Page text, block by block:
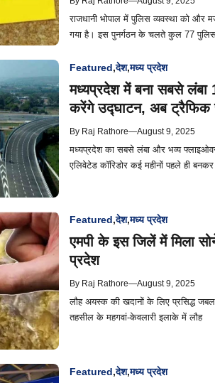
राजधानी भोपाल में पुलिस व्यवस्था को और
गया है। इस पुनर्गठन के चलते कुल 77
Featured,देश,मध्य प्रदेश
मध्यप्रदेश में बना सबसे लंबा
करेंगे उद्घाटन, अब ट्रैफिक
By Raj Rathore—August 9, 2025
मध्यप्रदेश का सबसे लंबा और भव्य
एलिवेटेड कॉरिडोर कई महीनों पहले ही बनकर
Featured,देश,मध्य प्रदेश
एमपी के इस जिलें में मिला
प्रदेश
By Raj Rathore—August 9, 2025
लौह अयस्क की खदानों के लिए प्रसिद्ध
तहसील के महगवां-केवलारी इलाके में लौह
Featured,देश,मध्य प्रदेश